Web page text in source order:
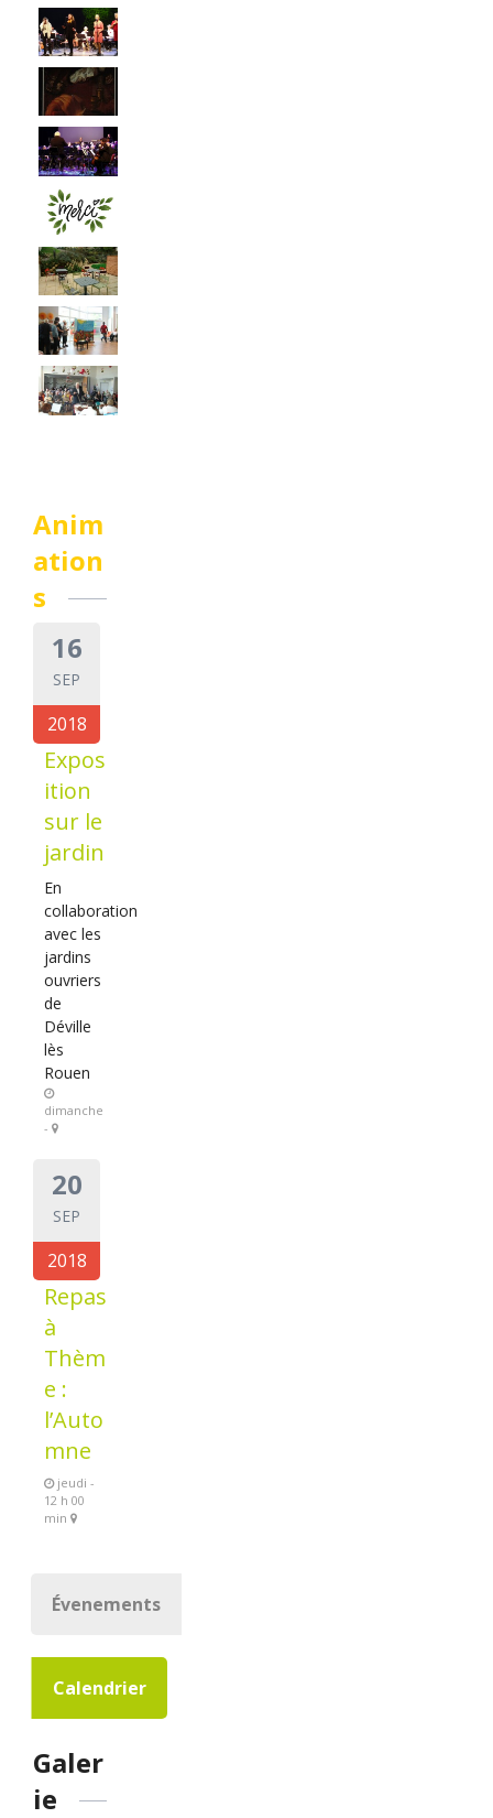
Anim
ation
s
16
SEP
2018
Expos
ition
sur le
jardin
En
collaboration
avec les
jardins
ouvriers
de
Déville
lès
Rouen
dimanche
-
20
SEP
2018
Repas
à
Thèm
e :
l’Auto
mne
jeudi -
12 h 00
min
Évenements
Calendrier
Galer
ie